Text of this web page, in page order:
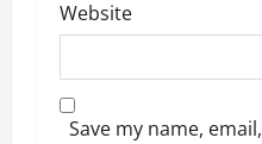
Website
Save my name, email,